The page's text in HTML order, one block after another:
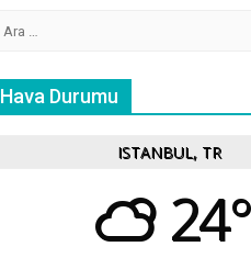
Hava Durumu
ISTANBUL, TR
24°